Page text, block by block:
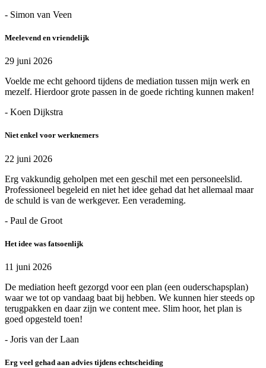
- Simon van Veen
Meelevend en vriendelijk
29 juni 2026
Voelde me echt gehoord tijdens de mediation tussen mijn werk en
mezelf. Hierdoor grote passen in de goede richting kunnen maken!
- Koen Dijkstra
Niet enkel voor werknemers
22 juni 2026
Erg vakkundig geholpen met een geschil met een personeelslid.
Professioneel begeleid en niet het idee gehad dat het allemaal maar
de schuld is van de werkgever. Een verademing.
- Paul de Groot
Het idee was fatsoenlijk
11 juni 2026
De mediation heeft gezorgd voor een plan (een ouderschapsplan)
waar we tot op vandaag baat bij hebben. We kunnen hier steeds op
terugpakken en daar zijn we content mee. Slim hoor, het plan is
goed opgesteld toen!
- Joris van der Laan
Erg veel gehad aan advies tijdens echtscheiding